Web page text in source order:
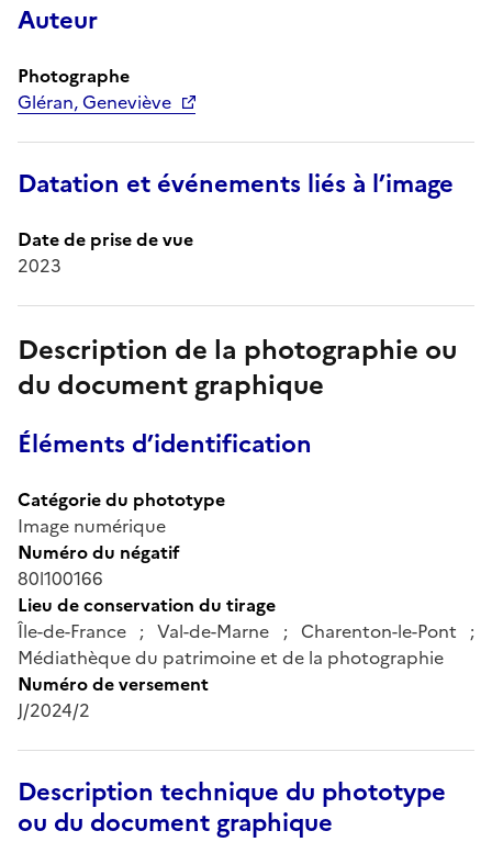
Auteur
Photographe
Gléran, Geneviève
Datation et événements liés à l’image
Date de prise de vue
2023
Description de la photographie ou
du document graphique
Éléments d’identification
Catégorie du phototype
Image numérique
Numéro du négatif
80l100166
Lieu de conservation du tirage
Île-de-France ; Val-de-Marne ; Charenton-le-Pont ;
Médiathèque du patrimoine et de la photographie
Numéro de versement
J/2024/2
Description technique du phototype
ou du document graphique